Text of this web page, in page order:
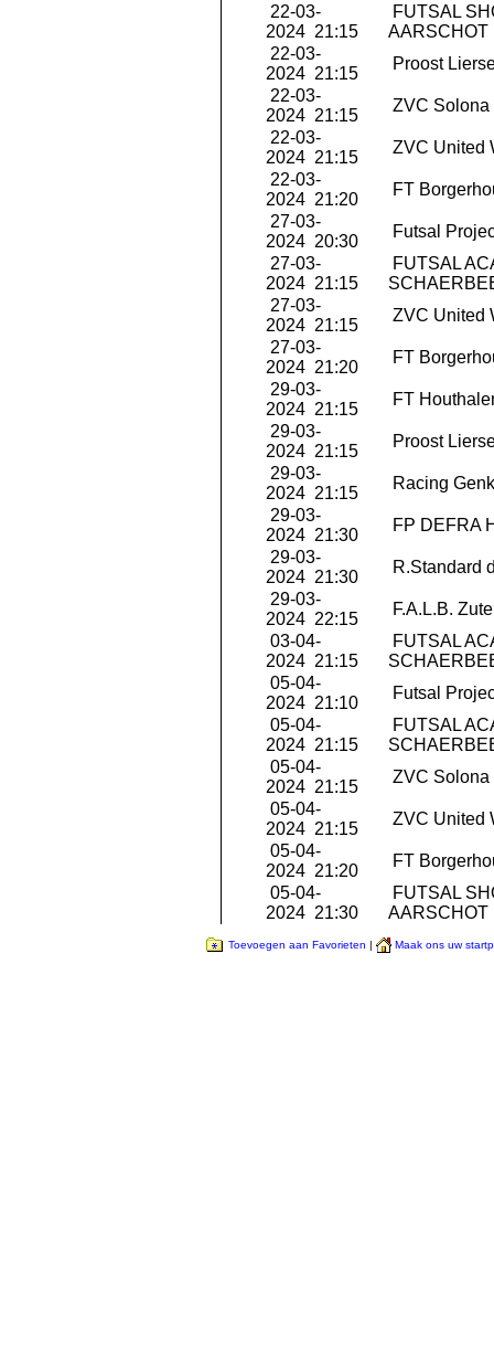
22-03-
2024 21:15
FUTSAL
AARSCHOT
22-03-
2024 21:15
Proost
22-03-
2024 21:15
ZVC Solona
22-03-
2024 21:15
ZVC United
22-03-
2024 21:20
FT
27-03-
2024 20:30
Futsal
27-03-
2024 21:15
FUTSAL
27-03-
2024 21:15
ZVC United
27-03-
2024 21:20
FT
29-03-
2024 21:15
FT
29-03-
2024 21:15
Proost
29-03-
2024 21:15
Racing
29-03-
2024 21:30
FP DEFRA
29-03-
2024 21:30
R.Standard
29-03-
2024 22:15
F.A.L.B.
03-04-
2024 21:15
FUTSAL
05-04-
2024 21:10
Futsal
05-04-
2024 21:15
FUTSAL
05-04-
2024 21:15
ZVC Solona
05-04-
2024 21:15
ZVC United
05-04-
2024 21:20
FT
05-04-
2024 21:30
FUTSAL
AARSCHOT
Toevoegen aan Favorieten | Maak ons uw